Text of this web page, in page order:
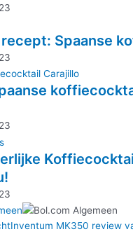
Spaanse
Inventum MK350 review